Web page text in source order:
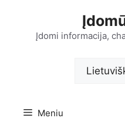
Įdomi informacija,
Pasirinkite
kalbą
Meniu